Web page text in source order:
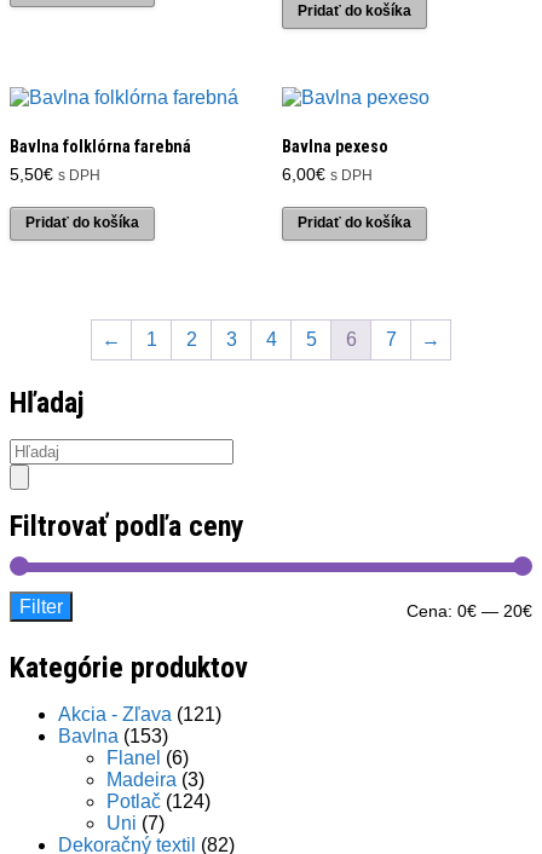
Pridať do košíka
Bavlna folklórna farebná
5,50€ s DPH
Pridať do košíka
Bavlna pexeso
6,00€ s DPH
Pridať do košíka
← 1 2 3 4 5 6 7 →
Hľadaj
Products
search
Filtrovať podľa ceny
Filter Cena: 0€ — 20€
Kategórie produktov
Akcia - Zľava (121)
Bavlna (153)
Flanel (6)
Madeira (3)
Potlač (124)
Uni (7)
Dekoračný textil (82)